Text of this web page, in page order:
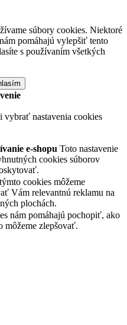
súbory cookies. Niektoré
pomáhajú vylepšiť tento
s používaním všetkých
vybrať nastavenia cookies
e-shopu Toto nastavenie
cookies súborov
cookies môžeme
Vám relevantnú reklamu na
plochách.
nám pomáhajú pochopiť, ako
môžeme zlepšovať.